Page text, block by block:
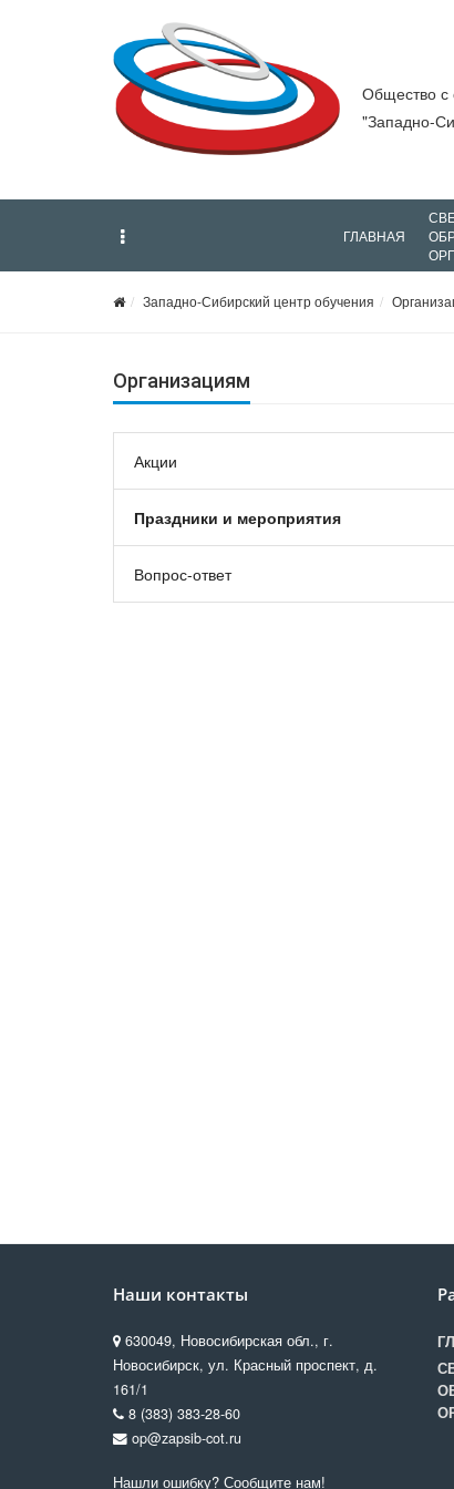
Общество с
"Западно-
ГЛАВНАЯ
Западно-Сибирский центр обучения
Организациям
Акции
Праздники и мероприятия
Вопрос-ответ
Наши контакты
630049, Новосибирская обл., г.
Новосибирск, ул. Красный проспект, д.
161/1
8 (383) 383-28-60
op@zapsib-cot.ru
Нашли ошибку? Сообщите нам!